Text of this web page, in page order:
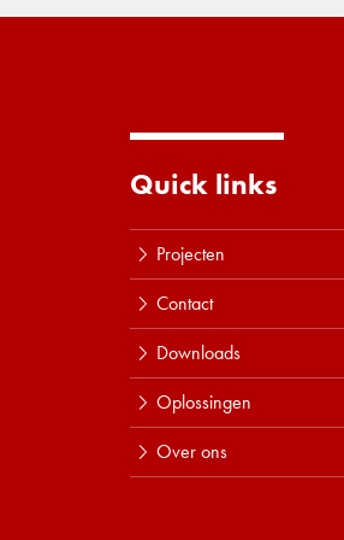
Quick links
Projecten
Contact
Downloads
Oplossingen
Over ons